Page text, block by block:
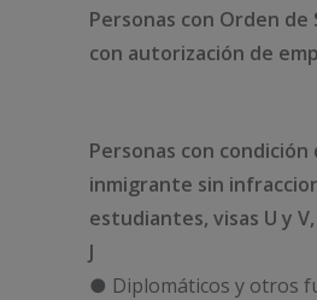
Personas con Orden de
con autorización de
Personas con condición
inmigrante sin
estudiantes, visas U y
J
● Diplomáticos y otros